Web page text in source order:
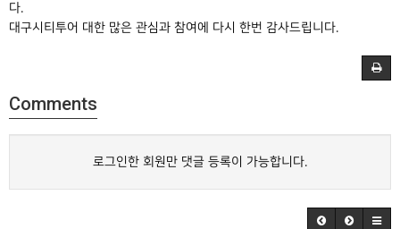
다.
대구시티투어 대한 많은 관심과 참여에 다시 한번 감사드립니다.
Comments
로그인한 회원만 댓글 등록이 가능합니다.